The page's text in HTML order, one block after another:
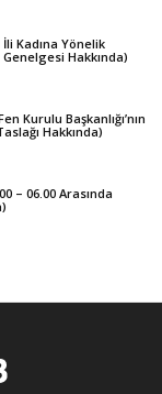
Kadına Yönelik
Hakkında)
Kurulu Başkanlığı’nın
Hakkında)
– 06.00 Arasında